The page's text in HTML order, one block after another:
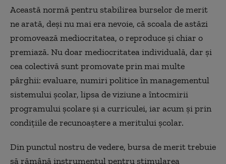
Această normă pentru stabilirea burselor de merit
ne arată, deși nu mai era nevoie, că scoala de astăzi
promovează mediocritatea, o reproduce și chiar o
premiază. Nu doar mediocritatea individuală, dar și
cea colectivă sunt promovate prin mai multe
pârghii: evaluare, numiri politice în managementul
sistemului școlar, lipsa de viziune a întocmirii
programului școlare și a curriculei, iar acum și prin
condițiile de recunoaștere a meritului școlar.
Din punctul nostru de vedere, bursa de merit trebuie
să rămână instrumentul pentru stimularea